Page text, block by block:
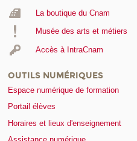
La boutique du Cnam
Musée des arts et métiers
Accès à IntraCnam
OUTILS NUMÉRIQUES
Espace numérique de formation
Portail élèves
Horaires et lieux d'enseignement